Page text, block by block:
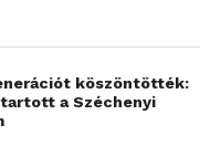
a
sokanköszöntötték:
a Széchenyi